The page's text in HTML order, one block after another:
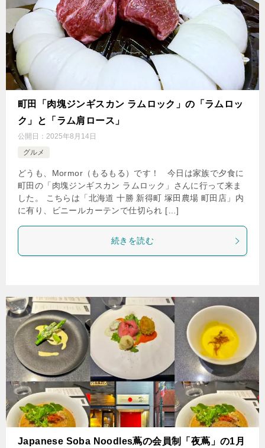
町田「肉塊ジンギスカン ラムロック」の「ラムロッ
ク」と「ラム肩ロース」
公開日： 2025年8月14日
グルメ
どうも、Mormor（もるもる）です！ 今日は家族で夕食に
町田の「肉塊ジンギスカン ラムロック」さんに行って来ま
した。 こちらは「北海道 十勝 新得町 塚田農場 町田店」内
に有り、ビニールカーテンで仕切られ […]
続きを読む
Japanese Soba Noodles蔦の会員制「夜蔦」の1月